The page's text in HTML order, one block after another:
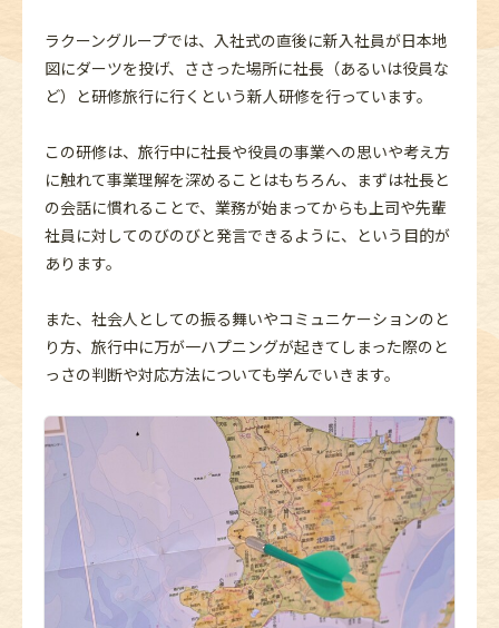
ラクーングループでは、入社式の直後に新入社員が日本地
図にダーツを投げ、ささった場所に社長（あるいは役員な
ど）と研修旅行に行くという新人研修を行っています。
この研修は、旅行中に社長や役員の事業への思いや考え方
に触れて事業理解を深めることはもちろん、まずは社長と
の会話に慣れることで、業務が始まってからも上司や先輩
社員に対してのびのびと発言できるように、という目的が
あります。
また、社会人としての振る舞いやコミュニケーションのと
り方、旅行中に万が一ハプニングが起きてしまった際のと
っさの判断や対応方法についても学んでいきます。